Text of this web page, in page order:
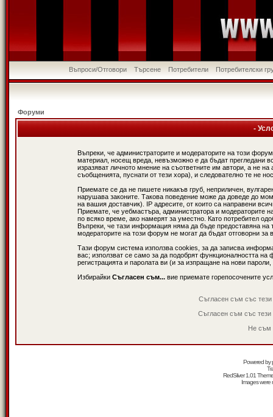
Въпроси/Отговори Търсене Потребители Потребителски
Форуми
-
Въпреки, че администраторите и модераторите на този
материал, носещ вреда, невъзможно е да бъдат прегледани
изразяват личното мнение на съответните им автори, а не
съобщенията, пуснати от тези хора), и следователно те не
Приемате се да не пишете никакъв груб, неприличен,
нарушава законите. Такова поведение може да доведе до
на вашия доставчик). IP адресите, от които са направени
Приемате, че уебмастъра, администратора и модераторите
по всяко време, ако намерят за уместно. Като потребител
Въпреки, че тази информация няма да бъде предоставяна
модераторите на този форум не могат да бъдат отговорни за
Тази форум система използва cookies, за да записва
вас; използват се само за да подобрят функционалността
регистрацията и паролата ви (и за изпращане на нови
Избирайки Съгласен съм... вие приемате горепосочените
Съгласен съм със
Съгласен съм със
Не съм
Powered by
RedSilver 1.01
Images were